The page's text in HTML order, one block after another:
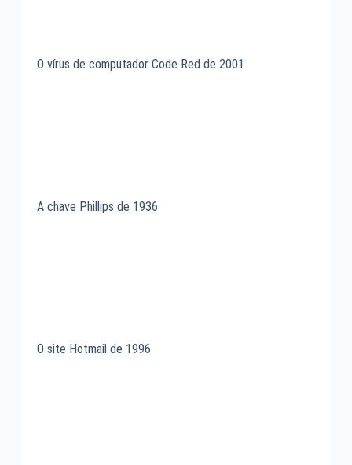
O vírus de computador Code Red de 2001
A chave Phillips de 1936
O site Hotmail de 1996